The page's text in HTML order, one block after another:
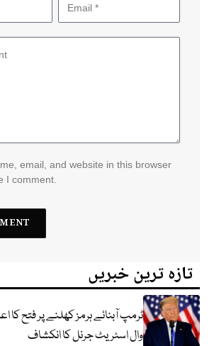
email, and website in this browser
I comment.
تازہ ترین خبریں
ٹرمپ آبنائے ہرمز کھلنے پر فتح کا
وال اسٹریٹ جرنل کا انکشاف